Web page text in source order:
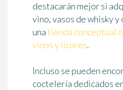
destacarán mejor si
vino, vasos de whisky y
unatienda conceptual
vinos y licores.
Incluso se pueden
coctelería dedicados